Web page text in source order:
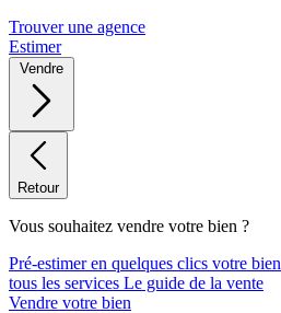
Trouver une agence
Estimer
Vendre
Retour
Vous souhaitez vendre votre bien ?
Pré-estimer en quelques clics votre bien
tous les services Le guide de la vente
Vendre votre bien